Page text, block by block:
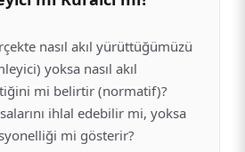
nasıl akıl yürüttüğümüzü
yoksa nasıl akıl
mi belirtir (normatif)?
ihlal edebilir mi, yoksa
mi gösterir?